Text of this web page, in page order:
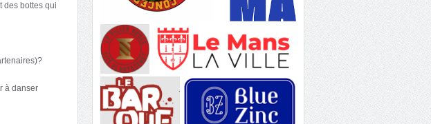
des bottes qui
à danser